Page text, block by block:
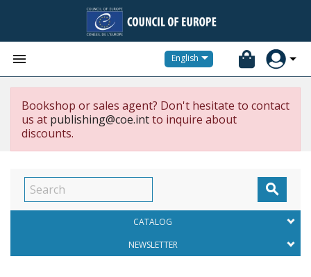
 English
Bookshop or sales agent? Don't hesitate to contact
us at publishing@coe.intto inquire about
discounts.

CATALOG
NEWSLETTER